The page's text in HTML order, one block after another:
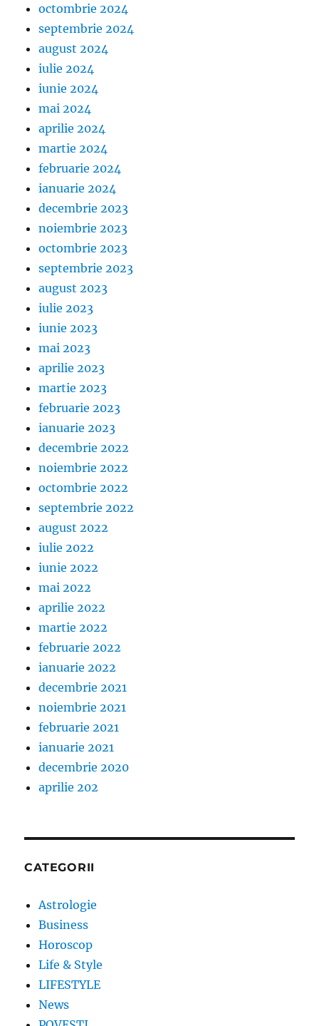
octombrie 2024
septembrie 2024
august 2024
iulie 2024
iunie 2024
mai 2024
aprilie 2024
martie 2024
februarie 2024
ianuarie 2024
decembrie 2023
noiembrie 2023
octombrie 2023
septembrie 2023
august 2023
iulie 2023
iunie 2023
mai 2023
aprilie 2023
martie 2023
februarie 2023
ianuarie 2023
decembrie 2022
noiembrie 2022
octombrie 2022
septembrie 2022
august 2022
iulie 2022
iunie 2022
mai 2022
aprilie 2022
martie 2022
februarie 2022
ianuarie 2022
decembrie 2021
noiembrie 2021
februarie 2021
ianuarie 2021
decembrie 2020
aprilie 202
CATEGORII
Astrologie
Business
Horoscop
Life & Style
LIFESTYLE
News